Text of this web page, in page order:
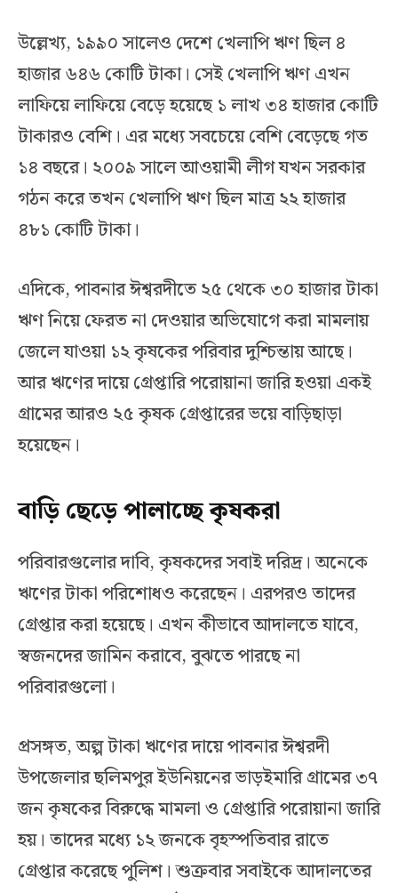
উল্লেখ্য, ১৯৯০ সালেও দেশে খেলাপি ঋণ ছিল ৪
হাজার ৬৪৬ কোটি টাকা। সেই খেলাপি ঋণ এখন
লাফিয়ে লাফিয়ে বেড়ে হয়েছে ১ লাখ ৩৪ হাজার কোটি
টাকারও বেশি। এর মধ্যে সবচেয়ে বেশি বেড়েছে গত
১৪ বছরে। ২০০৯ সালে আওয়ামী লীগ যখন সরকার
গঠন করে তখন খেলাপি ঋণ ছিল মাত্র ২২ হাজার
৪৮১ কোটি টাকা।
এদিকে, পাবনার ঈশ্বরদীতে ২৫ থেকে ৩০ হাজার টাকা
ঋণ নিয়ে ফেরত না দেওয়ার অভিযোগে করা মামলায়
জেলে যাওয়া ১২ কৃষকের পরিবার দুশ্চিন্তায় আছে।
আর ঋণের দায়ে গ্রেপ্তারি পরোয়ানা জারি হওয়া একই
গ্রামের আরও ২৫ কৃষক গ্রেপ্তারের ভয়ে বাড়িছাড়া
হয়েছেন।
বাড়ি ছেড়ে পালাচ্ছে কৃষকরা
পরিবারগুলোর দাবি, কৃষকদের সবাই দরিদ্র। অনেকে
ঋণের টাকা পরিশোধও করেছেন। এরপরও তাদের
গ্রেপ্তার করা হয়েছে। এখন কীভাবে আদালতে যাবে,
স্বজনদের জামিন করাবে, বুঝতে পারছে না
পরিবারগুলো।
প্রসঙ্গত, অল্প টাকা ঋণের দায়ে পাবনার ঈশ্বরদী
উপজেলার ছলিমপুর ইউনিয়নের ভাড়ইমারি গ্রামের ৩৭
জন কৃষকের বিরুদ্ধে মামলা ও গ্রেপ্তারি পরোয়ানা জারি
হয়। তাদের মধ্যে ১২ জনকে বৃহস্পতিবার রাতে
গ্রেপ্তার করেছে পুলিশ। শুক্রবার সবাইকে আদালতের